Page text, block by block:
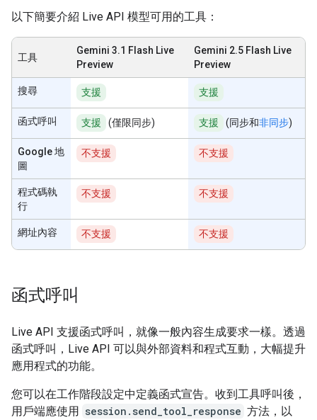
以下簡要介紹 Live API 模型可用的工具：
工具
Gemini 3.1 Flash Live
Preview
Gemini 2.5 Flash Live
Preview
搜尋 支援 支援
函式呼叫 支援 (僅限同步) 支援 (同步和非同步)
Google 地
圖
不支援 不支援
程式碼執
行
不支援 不支援
網址內容 不支援 不支援
函式呼叫
Live API 支援函式呼叫，就像一般內容生成要求一樣。透過
函式呼叫，Live API 可以與外部資料和程式互動，大幅提升
應用程式的功能。
您可以在工作階段設定中定義函式宣告。收到工具呼叫後，
用戶端應使用 session.send_tool_response 方法，以